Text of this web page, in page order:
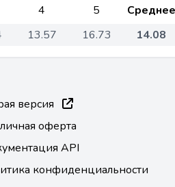
4 5 Среднее
13.57 16.73 14.08
версия
оферта
API
конфиденциальности